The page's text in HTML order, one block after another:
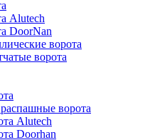
Alutech
DoorNan
ворота
ворота
ворота
Alutech
Doorhan